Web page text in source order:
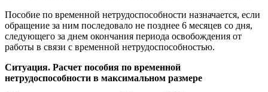
Пособие по временной нетрудоспособности назначается, если
обращение за ним последовало не позднее 6 месяцев со дня,
следующего за днем окончания периода освобождения от
работы в связи с временной нетрудоспособностью.
Ситуация. Расчет пособия по временной
нетрудоспособности в максимальном размере